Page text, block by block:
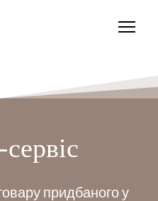
придбаного у